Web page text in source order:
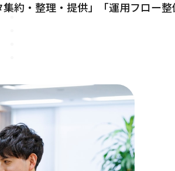
集約・整理・提供」「運用フロー